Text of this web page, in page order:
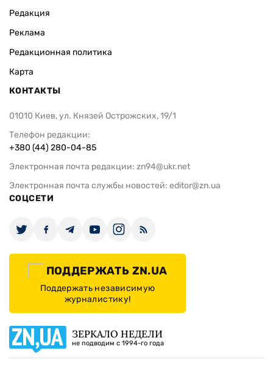
Редакция
Реклама
Редакционная политика
Карта
КОНТАКТЫ
01010 Киев, ул. Князей Острожских, 19/1
Телефон редакции:
+380 (44) 280-04-85
Электронная почта редакции: zn94@ukr.net
Электронная почта службы новостей: editor@zn.ua
СОЦСЕТИ
ПОДДЕРЖАТЬ ZN.UA
Поддержать независимую
журналистику!
ЗЕРКАЛО НЕДЕЛИ
не подводим с 1994-го года